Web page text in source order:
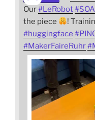
Our#LeRobot#
the piece
!
#huggingface #
#MakerFaireRuhr#